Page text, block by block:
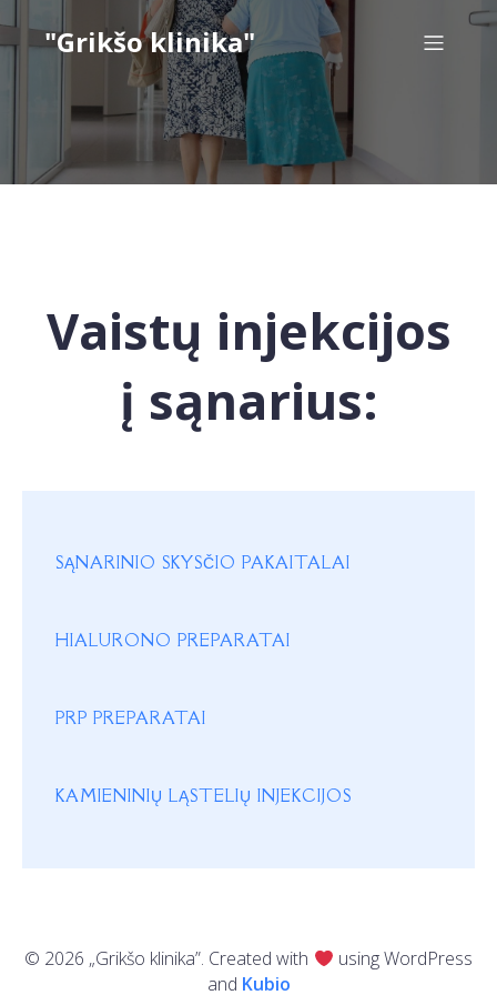
"Grikšo klinika"
Vaistų injekcijos
į sąnarius:
SĄNARINIO SKYSČIO PAKAITALAI
HIALURONO PREPARATAI
PRP PREPARATAI
KAMIENINIŲ LĄSTELIŲ INJEKCIJOS
© 2026 „Grikšo klinika”. Created with
using WordPress
and Kubio